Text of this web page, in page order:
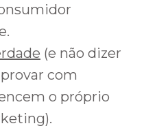
(e não dizer
com
o próprio